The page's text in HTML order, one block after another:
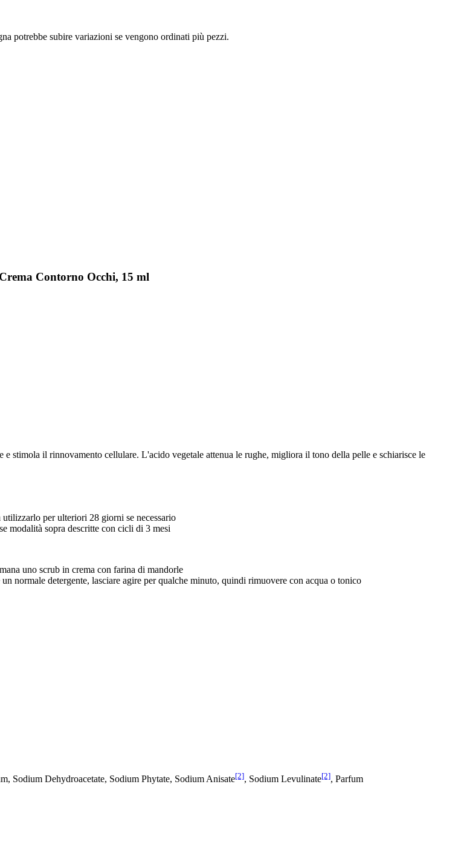
potrebbe subire variazioni se vengono ordinati più pezzi.
Contorno Occhi, 15 ml
stimola il rinnovamento cellulare. L'acido vegetale attenua le rughe, migliora il tono della pelle e schiarisce le
per ulteriori 28 giorni se necessario
modalità sopra descritte con cicli di 3 mesi
uno scrub in crema con farina di mandorle
normale detergente, lasciare agire per qualche minuto, quindi rimuovere con acqua o tonico
Sodium Dehydroacetate, Sodium Phytate, Sodium Anisate[2], Sodium Levulinate[2], Parfum